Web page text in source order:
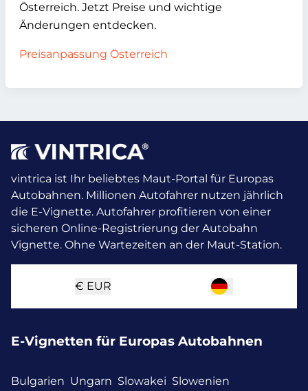
Österreich. Jetzt Preise und wichtige
Änderungen entdecken.
Preisanpassung Österreich
vintrica ist Ihr beliebtes Maut-Portal für Europas
Autobahnen. Millionen Autofahrer nutzen jährlich
die E-Vignette. Autofahrer profitieren von einer
sicheren Online-Registrierung der Autobahn
Vignette. Ohne Wartezeiten an der Maut-Station.
€ EUR
E-Vignetten für Europas Autobahnen
Bulgarien Ungarn Slowakei Slowenien